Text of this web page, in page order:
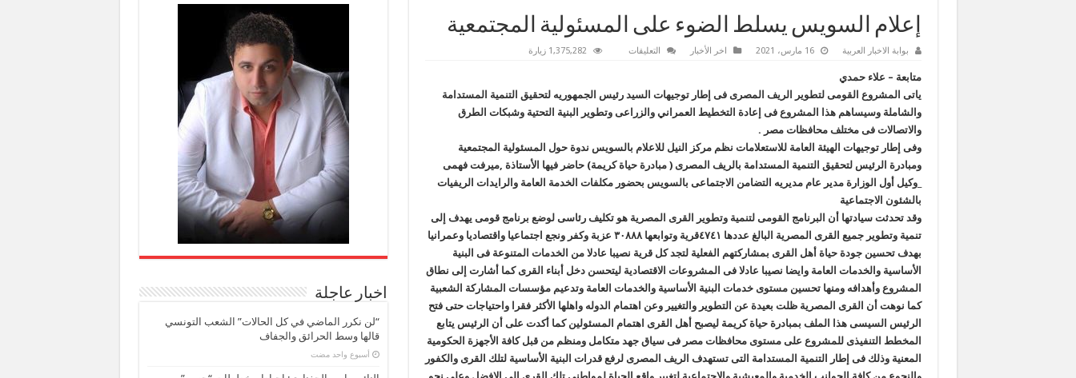
إعلام السويس يسلط الضوء على المسئولية المجتمعية
بوابة الاخبار العربية 16 مارس، 2021 اخر الأخبار التعليقات
الضوء
على
المسئولية
المجتمعية
1,375,282 زيارة
متابعة – علاء حمدي
ياتى المشروع القومى لتطوير الريف المصرى فى إطار توجيهات السيد رئيس الجمهوريه لتحقيق التنمية المستدامة
والشاملة وسيساهم هذا المشروع فى إعادة التخطيط العمراني والزراعى وتطوير البنية التحتية وشبكات الطرق
والاتصالات فى مختلف محافظات مصر .
وفى إطار توجيهات الهيئة العامة للاستعلامات نظم مركز النيل للاعلام بالسويس ندوة حول المسئولية المجتمعية
ومبادرة الرئيس لتحقيق التنمية المستدامة بالريف المصرى ( مبادرة حياة كريمة) حاضر فيها الأستاذة ,ميرفت فهمى
_وكيل أول الوزارة مدير عام مديريه التضامن الاجتماعى بالسويس بحضور مكلفات الخدمة العامة والرايدات الريفيات
بالشئون الاجتماعية
وقد تحدثت سيادتها أن البرنامج القومى لتنمية وتطوير القرى المصرية هو تكليف رئاسى لوضع برنامج قومى يهدف إلى
تنمية وتطوير جميع القرى المصرية البالغ عددها ٤٧٤١قرية وتوابعها ٣٠٨٨٨ عزبة وكفر ونجع اجتماعيا واقتصاديا وعمرانيا
بهدف تحسين جودة حياة أهل القرى بمشاركتهم الفعلية لتجد كل قرية نصيبا عادلا من الخدمات المتنوعة فى البنية
الأساسية والخدمات العامة وايضا نصيبا عادلا فى المشروعات الاقتصادية ليتحسن دخل أبناء القرى كما أشارت إلى نطاق
المشروع وأهدافه ومنها تحسين مستوى خدمات البنية الأساسية والخدمات العامة وتدعيم مؤسسات المشاركة الشعبية
كما نوهت أن القرى المصرية ظلت بعيدة عن التطوير والتغيير وعن اهتمام الدوله واهلها الأكثر فقرا واحتياجات حتى فتح
الرئيس السيسى هذا الملف بمبادرة حياة كريمة ليصبح أهل القرى اهتمام المسئولين كما أكدت على أن الرئيس يتابع
المخطط التنفيذى للمشروع على مستوى محافظات مصر فى سياق جهد متكامل ومنظم من قبل كافة الأجهزة الحكومية
المعنية وذلك فى إطار التنمية المستدامة التى تستهدف الريف المصرى لرفع قدرات البنية الأساسية لتلك القرى والكفور
اخبار عاجلة
“لن نكرر الماضي في كل الحالات” الشعب التونسي
قالها وسط الحرائق والجفاف
‏أسبوع واحد مضت